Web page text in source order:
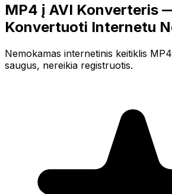
MP4 į AVI Konverteris
Konvertuoti Internetu
Nemokamas internetinis keitiklis
saugus, nereikia registruotis.